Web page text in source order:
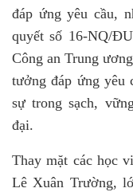
đáp ứng yêu cầu,
quyết số 16-NQ/
Công an Trung
tưởng đáp ứng yêu
sự trong sạch,
đại.
Thay mặt các học
Lê Xuân Trường,